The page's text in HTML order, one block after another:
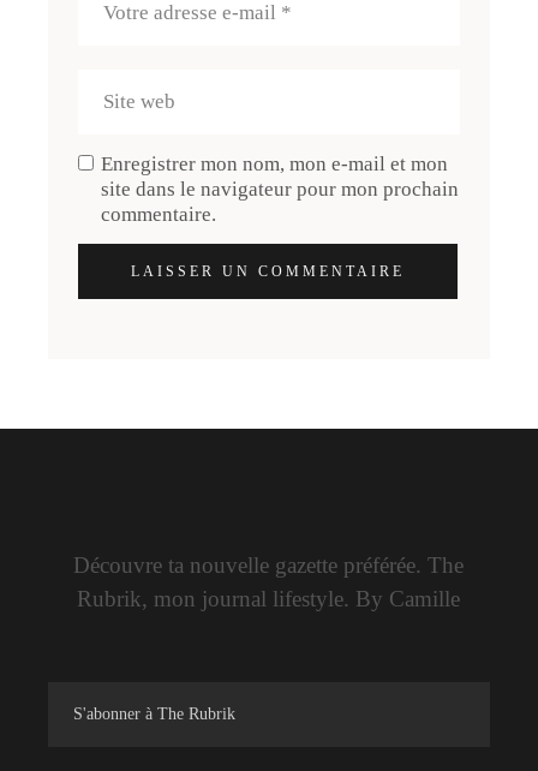
Enregistrer mon nom, mon e-mail et mon
site dans le navigateur pour mon prochain
commentaire.
LAISSER UN COMMENTAIRE
Découvre ta nouvelle gazette préférée. The
Rubrik, mon journal lifestyle. By Camille